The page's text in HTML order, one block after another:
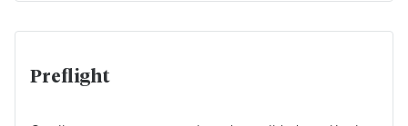
Preflight